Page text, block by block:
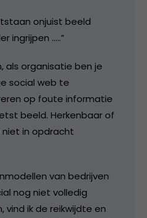
onjuist beeld
ingrijpen …..”
als organisatie ben je
social web te
op foute informatie
beeld. Herkenbaar of
niet in opdracht
van bedrijven
nog niet volledig
vind ik de reikwijdte en